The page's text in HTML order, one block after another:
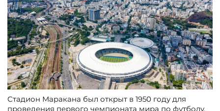
Стадион Маракана был открыт в 1950 году для
проведения первого чемпионата мира по футболу,